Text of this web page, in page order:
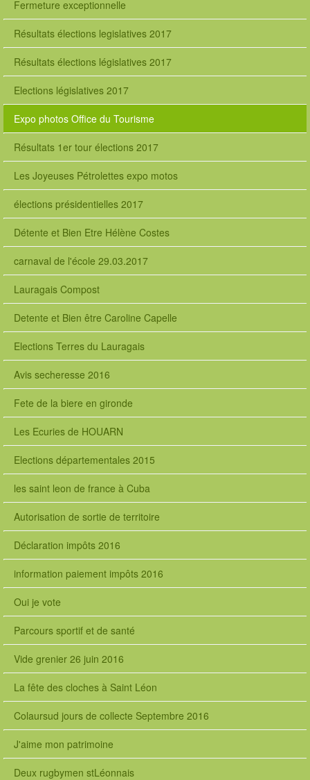
Fermeture exceptionnelle
Résultats élections legislatives 2017
Résultats élections législatives 2017
Elections législatives 2017
Expo photos Office du Tourisme
Résultats 1er tour élections 2017
Les Joyeuses Pétrolettes expo motos
élections présidentielles 2017
Détente et Bien Etre Hélène Costes
carnaval de l'école 29.03.2017
Lauragais Compost
Detente et Bien être Caroline Capelle
Elections Terres du Lauragais
Avis secheresse 2016
Fete de la biere en gironde
Les Ecuries de HOUARN
Elections départementales 2015
les saint leon de france à Cuba
Autorisation de sortie de territoire
Déclaration impôts 2016
information paiement impôts 2016
Oui je vote
Parcours sportif et de santé
Vide grenier 26 juin 2016
La fête des cloches à Saint Léon
Colaursud jours de collecte Septembre 2016
J'aime mon patrimoine
Deux rugbymen stLéonnais